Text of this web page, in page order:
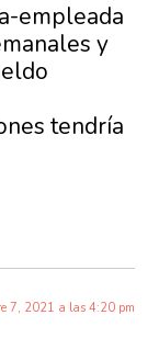
empleada
y
tendría
7, 2021 a las 4:20 pm